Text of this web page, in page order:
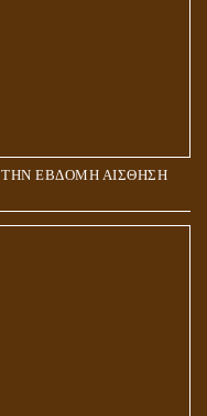
ΕΒΔΟΜΗ ΑΙΣΘΗΣΗ